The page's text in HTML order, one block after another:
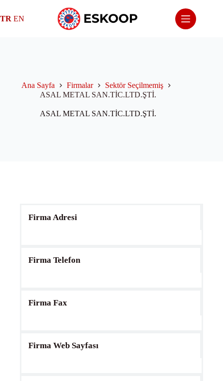
content
TR EN
Ana Sayfa Firmalar
Sektör Seçilmemiş
ASAL METAL SAN.TİC.LTD.ŞTİ.
ASAL METAL SAN.TİC.LTD.ŞTİ.
Firma Adresi
Firma Telefon
Firma Fax
Firma Web Sayfası